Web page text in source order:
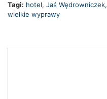
Tagi: hotel, Jaś Wędrowniczek,
wielkie wyprawy